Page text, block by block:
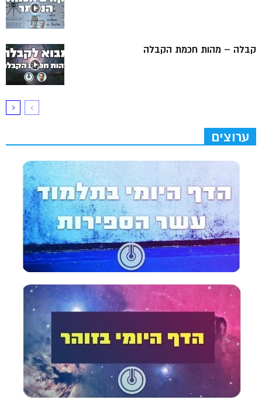
קבלה – מהות חכמת הקבלה
ערוצים